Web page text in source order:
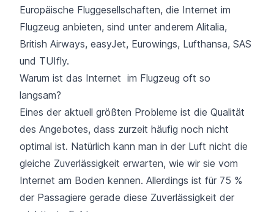
Europäische Fluggesellschaften, die Internet im
Flugzeug anbieten, sind unter anderem Alitalia,
British Airways, easyJet, Eurowings, Lufthansa, SAS
und TUIfly.
Warum ist das Internet im Flugzeug oft so
langsam?
Eines der aktuell größten Probleme ist die Qualität
des Angebotes, dass zurzeit häufig noch nicht
optimal ist. Natürlich kann man in der Luft nicht die
gleiche Zuverlässigkeit erwarten, wie wir sie vom
Internet am Boden kennen. Allerdings ist für 75 %
der Passagiere gerade diese Zuverlässigkeit der